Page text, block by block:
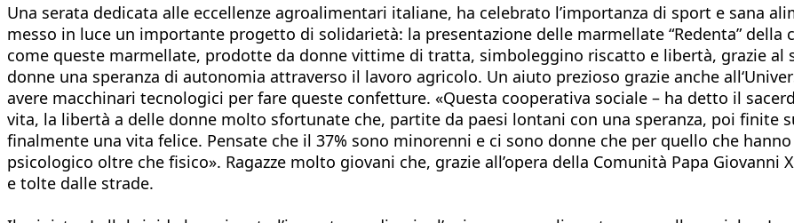
Una serata dedicata alle eccellenze agroalimentari italiane, ha celebrato l’importanza di sport e sana
messo in luce un importante progetto di solidarietà: la presentazione delle marmellate “Redenta”
come queste marmellate, prodotte da donne vittime di tratta, simboleggino riscatto e libertà, grazie
donne una speranza di autonomia attraverso il lavoro agricolo. Un aiuto prezioso grazie anche
avere macchinari tecnologici per fare queste confetture. «Questa cooperativa sociale – ha detto il
vita, la libertà a delle donne molto sfortunate che, partite da paesi lontani con una speranza, poi finite
finalmente una vita felice. Pensate che il 37% sono minorenni e ci sono donne che per quello che
psicologico oltre che fisico». Ragazze molto giovani che, grazie all’opera della Comunità Papa
e tolte dalle strade.